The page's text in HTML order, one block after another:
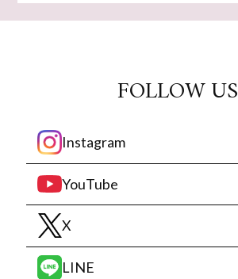
FOLLOW US
Instagram
YouTube
X
LINE